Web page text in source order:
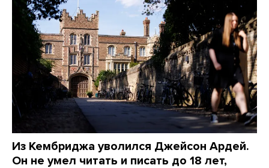
Из Кембриджа уволился Джейсон Ардей.
Он не умел читать и писать до 18 лет,